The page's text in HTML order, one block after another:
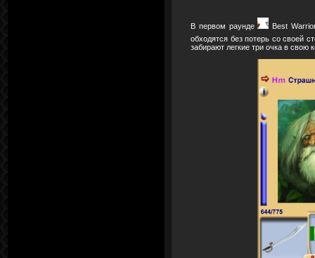
В первом раунде
Best
обходятся без потерь со своей
забирают легкие три очка в свою